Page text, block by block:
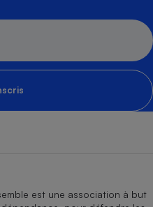
est une association à but